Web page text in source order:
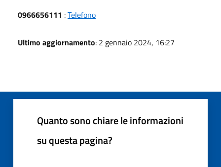
0966656111 :Telefono
Ultimo aggiornamento: 2 gennaio 2024, 16:27
Quanto sono chiare le informazioni
su questa pagina?